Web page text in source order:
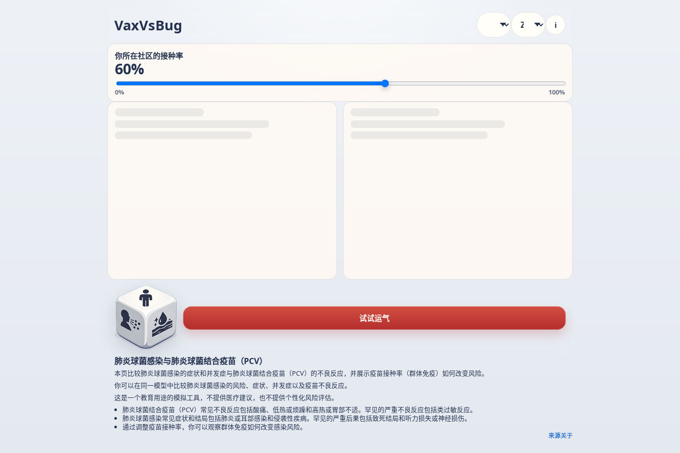
VaxVsBug i
你所在社区的接种率
60%
0% 100%
试试运气
肺炎球菌感染与肺炎球菌结合疫苗（PCV）
本页比较肺炎球菌感染的症状和并发症与肺炎球菌结合疫苗（PCV）的不良反应，并展示疫苗接种率（群体免疫）如何改变风险。
你可以在同一模型中比较肺炎球菌感染的风险、症状、并发症以及疫苗不良反应。
这是一个教育用途的模拟工具，不提供医疗建议，也不提供个性化风险评估。
肺炎球菌结合疫苗（PCV）常见不良反应包括酸痛、低热或烦躁和高热或胃部不适。罕见的严重不良反应包括类过敏反应。
肺炎球菌感染常见症状和结局包括肺炎或耳部感染和侵袭性疾病。罕见的严重后果包括致死结局和听力损失或神经损伤。
通过调整疫苗接种率，你可以观察群体免疫如何改变感染风险。
来源关于